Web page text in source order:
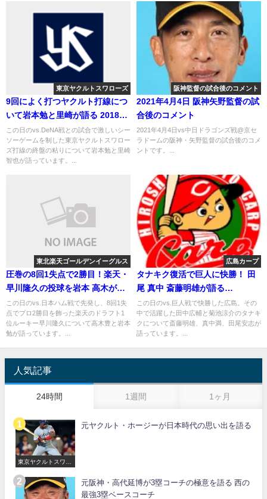
東京ヤクルトスワローズ
9回によく打つヤクルト打線につ
いて岩本勉と里崎が語る 2018年
9月8日
この日のvs.DeNA戦との試合で激しいシー
ソーゲームを制した東京ヤクルトスワロー
ズ打線の終盤の粘りについて岩本勉と里崎
智也が語っています。...
阪神監督の試合後のコメント
2021年4月4日 阪神矢野監督の試
合後のコメント
2021年4月4日vs中日ドラゴンズ戦@京セ
ラドームの阪神・矢野監督の試合後のコメ
ントです。...
東北楽天ゴールデンイーグルス
圧巻の8回1失点で2勝目！楽天・
早川隆久の投球を岩本 高木が語
る
この日のvs.日本ハム戦で先発し、8回1失
点でプロ2勝目を飾った楽天のドラフト1
位ルーキー早川隆久について高木豊と岩本
勉が語っています。...
広島カープ
タナキク復活で巨人に快勝！ 田
尾 真中 斎藤明雄が語る
2020.6.24
この日のvs.巨人戦で快勝した広島。その
中で活躍した田中広輔と菊池涼介のタナキ
クについて斎藤明雄、真中満、田尾安志が
語っています。...
人気記事
24時間 1週間 1ヶ月
東京ヤクルトスワロ
元ヤクルト・ホージーが日本時代の思い出を語る
元阪神・高代延博が3塁コーチの極意を語る 西の
最強3塁ベースコーチ